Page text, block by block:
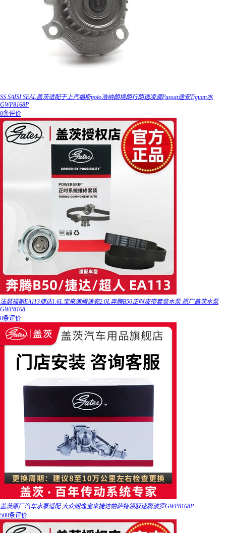
SS SAISI SEAL盖茨适配于上汽福斯polo浩纳朗境朗行朗逸凌渡Passat途安Tiguan水
GWP8168P
0条评价
法瑟福斯EA113捷达1.6L宝来速腾途安2.0L奔腾B50正时皮带套装水泵 原厂盖茨水泵
GWP8168
0条评价
盖茨原厂汽车水泵适配 大众朗逸宝来捷达帕萨特领驭速腾波罗GWP8168P
500条评价